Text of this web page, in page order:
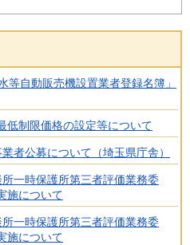
等自動販売機設置業者登録名簿」
低制限価格の設定等について
者公募について（埼玉県庁舎）
所一時保護所第三者評価業務委
施について
所一時保護所第三者評価業務委
施について